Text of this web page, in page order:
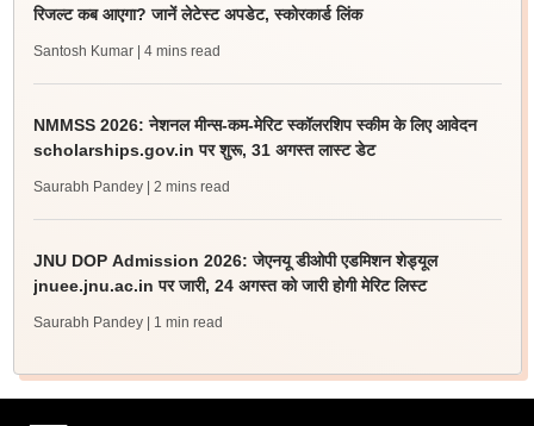
रिजल्ट कब आएगा? जानें लेटेस्ट अपडेट, स्कोरकार्ड लिंक
Santosh Kumar | 4 mins read
NMMSS 2026: नेशनल मीन्स-कम-मेरिट स्कॉलरशिप स्कीम के लिए आवेदन
scholarships.gov.in पर शुरू, 31 अगस्त लास्ट डेट
Saurabh Pandey | 2 mins read
JNU DOP Admission 2026: जेएनयू डीओपी एडमिशन शेड्यूल
jnuee.jnu.ac.in पर जारी, 24 अगस्त को जारी होगी मेरिट लिस्ट
Saurabh Pandey | 1 min read